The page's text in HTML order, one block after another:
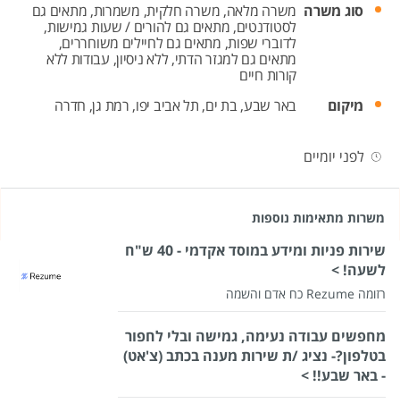
סוג משרה משרה מלאה, משרה חלקית, משמרות, מתאים גם
לסטודנטים, מתאים גם להורים / שעות גמישות,
לדוברי שפות, מתאים גם לחיילים משוחררים,
מתאים גם למגזר הדתי,ללא ניסיון, עבודות ללא
קורות חיים
מיקום
באר שבע,בת ים, תל אביב יפו, רמת גן, חדרה
לפני יומיים
משרות מתאימות נוספות
שירות פניות ומידע במוסד אקדמי - 40 ש"ח
לשעה! >
רזומה Rezume כח אדם והשמה
מחפשים עבודה נעימה, גמישה ובלי לחפור
בטלפון?- נציג /ת שירות מענה בכתב (צ'אט)
- באר שבע!! >